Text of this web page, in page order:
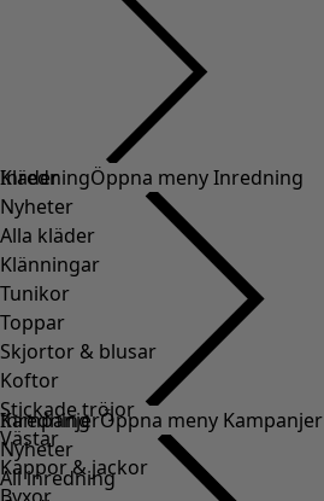
Kläder
Nyheter
Alla kläder
Klänningar
Tunikor
Toppar
Skjortor & blusar
Koftor
Stickade tröjor
Västar
Kappor & jackor
InredningÖppna meny Inredning
Inredning
Nyheter
All inredning
KampanjerÖppna meny Kampanjer